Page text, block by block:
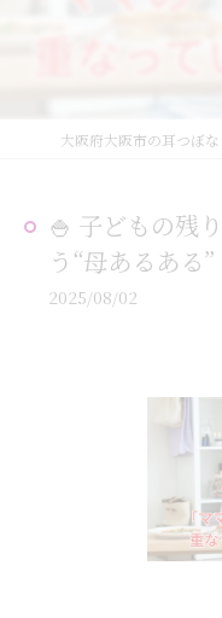
🍚 子どもの残
う“母あるある”
2025/08/02